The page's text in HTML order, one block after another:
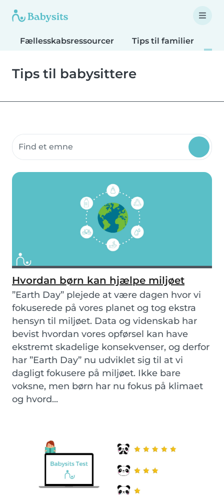
Fællesskabsressourcer Tips til familier
Tips til babysittere
Søg fællesskabsressourcer
Hvordan børn kan hjælpe miljøet
”Earth Day” plejede at være dagen hvor vi
fokuserede på vores planet og tog ekstra
hensyn til miljøet. Data og videnskab har
bevist hvordan vores opførsel kan have
ekstremt skadelige konsekvenser, og derfor
har ”Earth Day” nu udviklet sig til at vi
dagligt fokusere på miljøet. Ikke bare
voksne, men børn har nu fokus på klimaet
og hvord...